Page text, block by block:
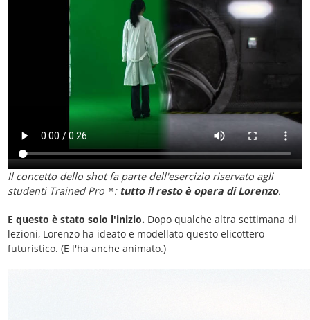
Il concetto dello shot fa parte dell'esercizio riservato agli
studenti Trained Pro™: tutto il resto è opera di Lorenzo.
E questo è stato solo l'inizio. Dopo qualche altra settimana di
lezioni, Lorenzo ha ideato e modellato questo elicottero
futuristico. (E l'ha anche animato.)